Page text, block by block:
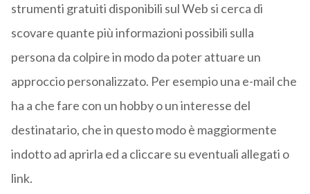
strumenti gratuiti disponibili sul Web si cerca di
scovare quante più informazioni possibili sulla
persona da colpire in modo da poter attuare un
approccio personalizzato. Per esempio una e-mail che
ha a che fare con un hobby o un interesse del
destinatario, che in questo modo è maggiormente
indotto ad aprirla ed a cliccare su eventuali allegati o
link.